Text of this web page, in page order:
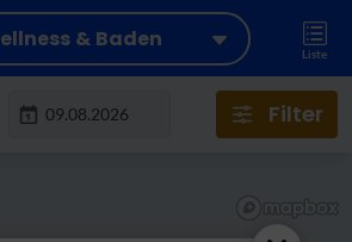
& Baden
Liste
Filter